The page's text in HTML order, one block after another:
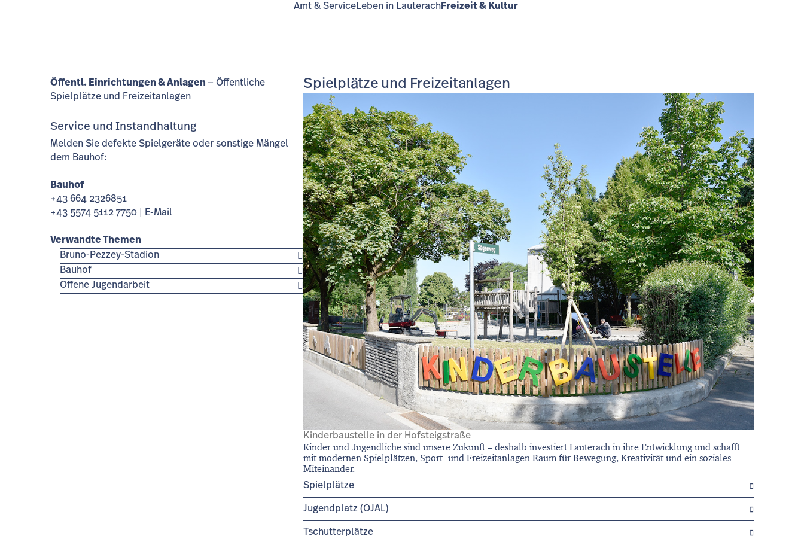
Amt & ServiceLeben in LauterachFreizeit & Kultur
Öffentl. Einrichtungen & Anlagen
Öffentliche
Spielplätze und Freizeitanlagen
Service und Instandhaltung
Melden Sie defekte Spielgeräte oder sonstige Mängel
dem Bauhof:
Bauhof
+43 664 2326851
+43 5574 5112 7750 |
E-Mail
Verwandte Themen
Bruno-Pezzey-Stadion
Bauhof
Offene Jugendarbeit
Spielplätze und Freizeitanlagen
Kinderbaustelle in der Hofsteigstraße
Kinder und Jugendliche sind unsere Zukunft – deshalb investiert Lauterach in ihre Entwicklung und schafft
mit modernen Spielplätzen, Sport- und Freizeitanlagen Raum für Bewegung, Kreativität und ein soziales
Miteinander.
Spielplätze
KinderbaustelleHofsteigstraße
SpielplatzMäderstraße
SpielplatzJägerstraße
Jugendplatz (OJAL)
Seifenfabrik,Bahnhofstraße 3
Tschutterplätze